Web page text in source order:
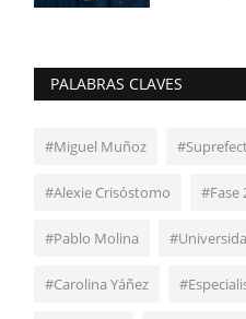
PALABRAS CLAVES
#Miguel Muñoz
#Alexie Crisóstomo #Fase
#Pablo Molina
#Carolina Yáñez